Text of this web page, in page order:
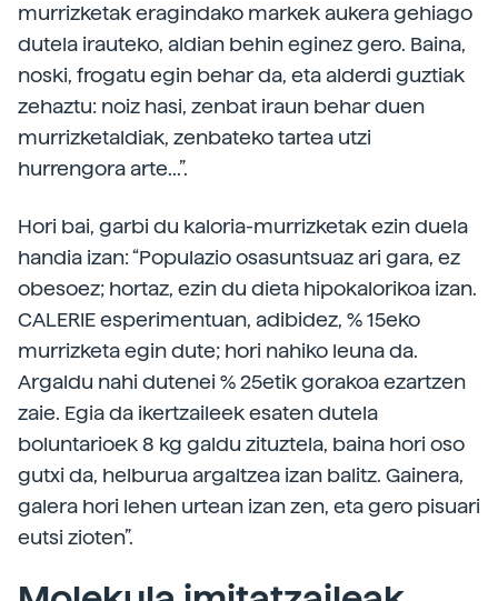
murrizketak eragindako markek aukera gehiago
dutela irauteko, aldian behin eginez gero. Baina,
noski, frogatu egin behar da, eta alderdi guztiak
zehaztu: noiz hasi, zenbat iraun behar duen
murrizketaldiak, zenbateko tartea utzi
hurrengora arte...”.
Hori bai, garbi du kaloria-murrizketak ezin duela
handia izan: “Populazio osasuntsuaz ari gara, ez
obesoez; hortaz, ezin du dieta hipokalorikoa izan.
CALERIE esperimentuan, adibidez, % 15eko
murrizketa egin dute; hori nahiko leuna da.
Argaldu nahi dutenei % 25etik gorakoa ezartzen
zaie. Egia da ikertzaileek esaten dutela
boluntarioek 8 kg galdu zituztela, baina hori oso
gutxi da, helburua argaltzea izan balitz. Gainera,
galera hori lehen urtean izan zen, eta gero pisuari
eutsi zioten”.